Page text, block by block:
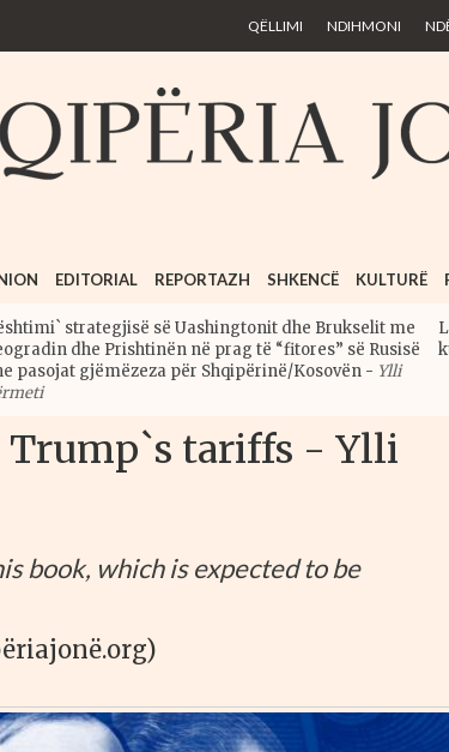
main
content
QËLLIMI NDIHMONI
EDITORIAL REPORTAZH SHKENCË KULTURË
strategjisë së Uashingtonit dhe Brukselit me
dhe Prishtinën në prag të “fitores” së Rusisë
pasojat gjëmëzeza për Shqipërinë/Kosovën - Ylli
Trump`s tariffs - Ylli
book, which is expected to be